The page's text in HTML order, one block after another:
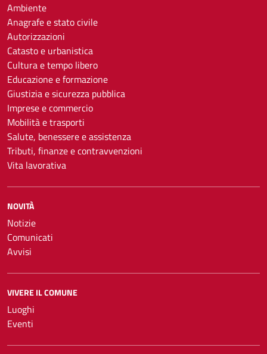
Ambiente
Anagrafe e stato civile
Autorizzazioni
Catasto e urbanistica
Cultura e tempo libero
Educazione e formazione
Giustizia e sicurezza pubblica
Imprese e commercio
Mobilità e trasporti
Salute, benessere e assistenza
Tributi, finanze e contravvenzioni
Vita lavorativa
NOVITÀ
Notizie
Comunicati
Avvisi
VIVERE IL COMUNE
Luoghi
Eventi